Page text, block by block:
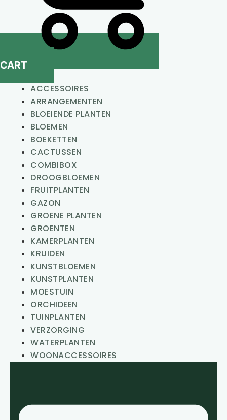
CART
ACCESSOIRES
ARRANGEMENTEN
BLOEIENDE PLANTEN
BLOEMEN
BOEKETTEN
CACTUSSEN
COMBIBOX
DROOGBLOEMEN
FRUITPLANTEN
GAZON
GROENE PLANTEN
GROENTEN
KAMERPLANTEN
KRUIDEN
KUNSTBLOEMEN
KUNSTPLANTEN
MOESTUIN
ORCHIDEEN
TUINPLANTEN
VERZORGING
WATERPLANTEN
WOONACCESSOIRES